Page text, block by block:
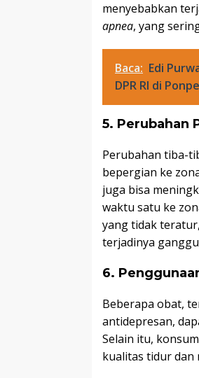
menyebabkan
apnea, yang
Baca: Edi
DPR RI di
5. Perubahan
Perubahan tiba-
bepergian ke
juga bisa
waktu satu ke
yang tidak
terjadinya
6.
Beberapa obat,
antidepresan,
Selain itu,
kualitas tidur dan